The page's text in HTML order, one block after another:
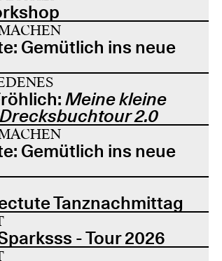
Gemütlich ins neue
Meine kleine
2.0
Gemütlich ins neue
Tanznachmittag
- Tour 2026